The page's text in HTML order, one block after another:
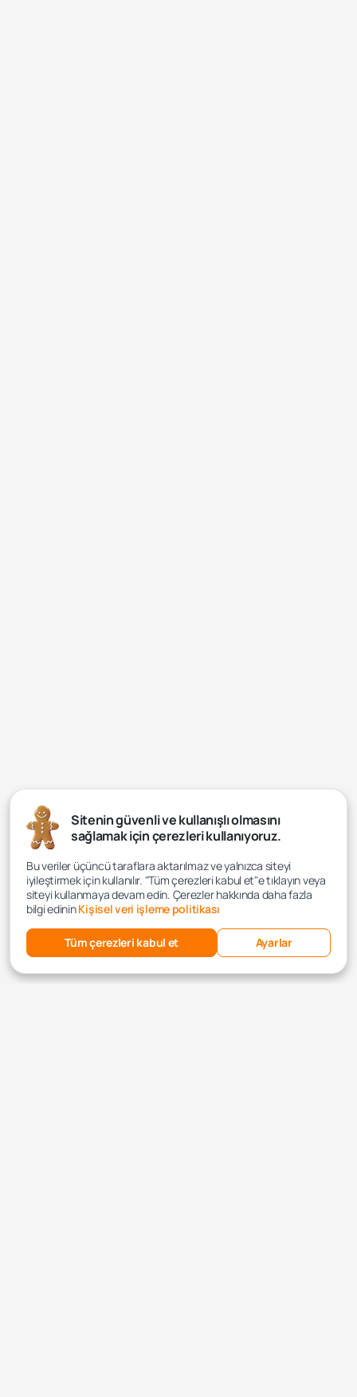
Sitenin güvenli ve kullanışlı olmasını
sağlamak için çerezleri kullanıyoruz.
Bu veriler üçüncü taraflara aktarılmaz ve yalnızca siteyi
iyileştirmek için kullanılır. "Tüm çerezleri kabul et"e tıklayın veya
siteyi kullanmaya devam edin. Çerezler hakkında daha fazla
bilgi edininKişisel veri işleme politikası
Tüm çerezleri kabul et Ayarlar